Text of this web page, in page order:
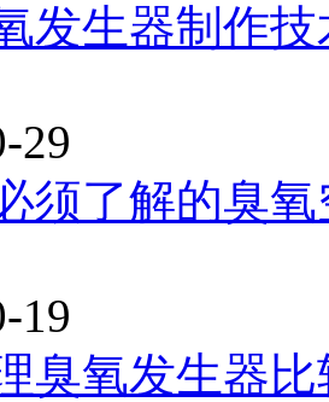
发生器制作
29
须了解的臭
19
臭氧发生器